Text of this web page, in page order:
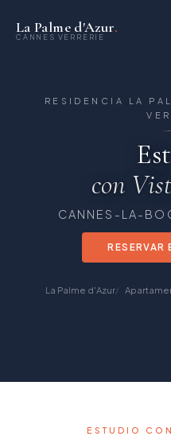
La Palme d'Azur.
CANNES VERRERIE
RESIDENCIA LA
con
CANNES-LA-
RESERVAR
La Palme d'Azur
ESTUDIO